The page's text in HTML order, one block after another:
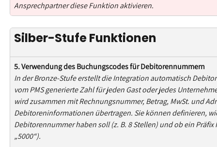
Ansprechpartner diese Funktion aktivieren.
Silber-Stufe Funktionen
5. Verwendung des Buchungscodes für Debitorennummern
In der Bronze-Stufe erstellt die Integration automatisch
vom PMS generierte Zahl für jeden Gast oder jedes
wird zusammen mit Rechnungsnummer, Betrag, MwSt. und
Debitoreninformationen übertragen. Sie können definieren,
Debitorennummer haben soll (z. B. 8 Stellen) und ob ein
„5000“).